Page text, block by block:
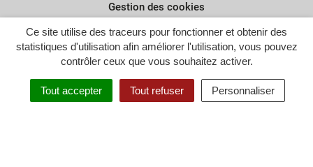
Ce site utilise des traceurs pour fonctionner et obtenir des
statistiques d'utilisation afin améliorer l'utilisation, vous pouvez
contrôler ceux que vous souhaitez activer.
Tout accepter Tout refuser Personnaliser
Gestion des cookies
Plan du site
Politique de confidentialité
Crédits